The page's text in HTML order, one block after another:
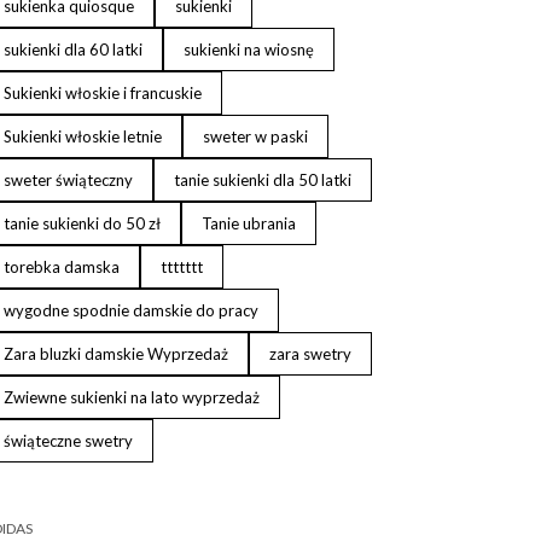
sukienka quiosque sukienki
sukienki dla 60 latki sukienki na wiosnę
Sukienki włoskie i francuskie
Sukienki włoskie letnie sweter w paski
sweter świąteczny tanie sukienki dla 50 latki
tanie sukienki do 50 zł Tanie ubrania
torebka damska ttttttt
wygodne spodnie damskie do pracy
Zara bluzki damskie Wyprzedaż zara swetry
Zwiewne sukienki na lato wyprzedaż
świąteczne swetry